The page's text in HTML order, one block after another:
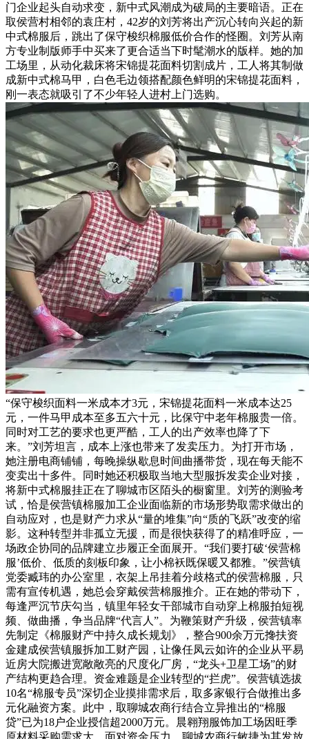
门企业起头自动求变，新中式风潮成为破局的主要暗语。正在
取侯营村相邻的袁庄村，42岁的刘芳将出产沉心转向兴起的新
中式棉服后，跳出了保守梭织棉服低价合作的怪圈。刘芳从南
方专业制版师手中买来了更合适当下时髦潮水的版样。她的加
工场里，从动化裁床将宋锦提花面料切割成片，工人将其制做
成新中式棉马甲，白色毛边领搭配颜色鲜明的宋锦提花面料，
刚一表态就吸引了不少年轻人进村上门选购。
“保守梭织面料一米成本才3元，宋锦提花面料一米成本达25
元，一件马甲成本至多五六十元，比保守中老年棉服贵一倍。
同时对工艺的要求也更严酷，工人的出产效率也降了下
来。”刘芳坦言，成本上涨也带来了发卖压力。为打开市场，
她注册电商铺铺，每晚操纵歇息时间曲播带货，现在每天能不
变卖出十多件。同时她还积极取当地大型服拆发卖企业对接，
将新中式棉服挂正在了聊城市区陌头的橱窗里。刘芳的测验考
试，恰是侯营镇棉服加工企业面临新的市场形势取需求做出的
自动应对，也是财产力求从“量的堆集”向“质的飞跃”改变的缩
影。这种转型并非孤立无援，而是很快获得了的精准呼应，一
场政企协同的品牌建立步履正全面展开。“我们要打破‘侯营棉
服’低价、低质的刻板印象，让小棉袄既保暖又都雅。”侯营镇
党委臧玮的办公室里，衣架上吊挂着分歧格式的侯营棉服，只
需有宣传机遇，她总会穿戴侯营棉服推介。正在她的带动下，
每逢严沉节庆勾当，镇里年轻女干部城市自动穿上棉服拍短视
频、做曲播，争当品牌“代言人”。为鞭策财产升级，侯营镇率
先制定《棉服财产中持久成长规划》，整合900余万元搀扶资
金建成侯营镇服拆加工财产园，让像任凤云如许的企业从平易
近房大院搬进宽敞敞亮的尺度化厂房，“龙头+卫星工场”的财
产结构更趋合理。资金难题是企业转型的“拦虎”。侯营镇选拔
10名“棉服专员”深切企业摸排需求后，取多家银行合做推出多
元化融资方案。此中，取聊城农商行结合立异推出的“棉服
贷”已为18户企业授信超2000万元。晨翱翔服饰加工场因旺季
原材料采购需求大，面对资金压力，聊城农商行敏捷为其发放